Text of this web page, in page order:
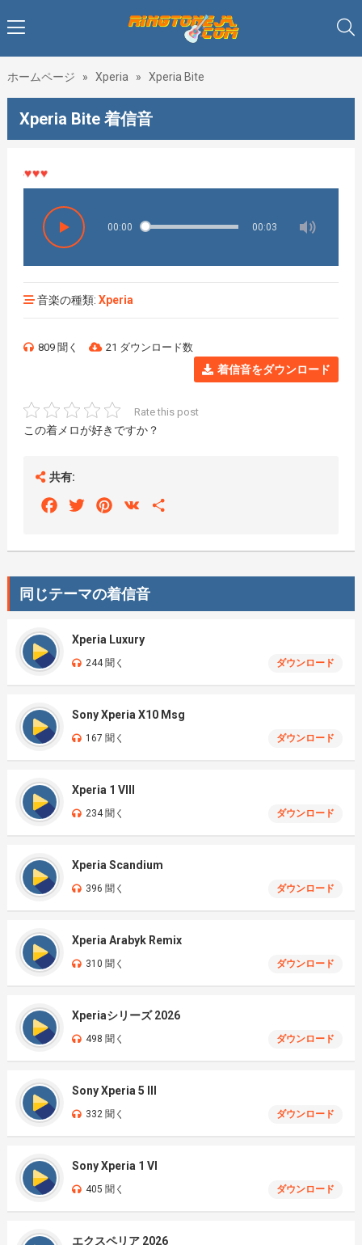
ホームページ » Xperia » Xperia Bite
Xperia Bite 着信音
♥♥♥
00:00 00:03
音楽の種類: Xperia
809 聞く 21 ダウンロード数
着信音をダウンロード
Rate this post
この着メロが好きですか？
共有:
FacebookTwitterPinterest
VK
同じテーマの着信音
Xperia Luxury
244 聞く ダウンロード
Sony Xperia X10 Msg
167 聞く ダウンロード
Xperia 1 VIII
234 聞く ダウンロード
Xperia Scandium
396 聞く ダウンロード
Xperia Arabyk Remix
310 聞く ダウンロード
Xperiaシリーズ 2026
498 聞く ダウンロード
Sony Xperia 5 III
332 聞く ダウンロード
Sony Xperia 1 VI
405 聞く ダウンロード
エクスペリア 2026